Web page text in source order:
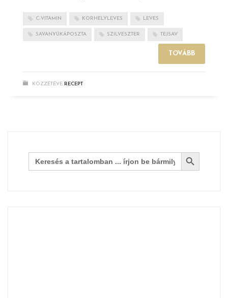
C-VITAMIN KORHELYLEVES LEVES
SAVANYÚKÁPOSZTA SZILVESZTER TEJSAV
TOVÁBB
KÖZZÉTÉVE RECEPT
Search
for:
Search Button